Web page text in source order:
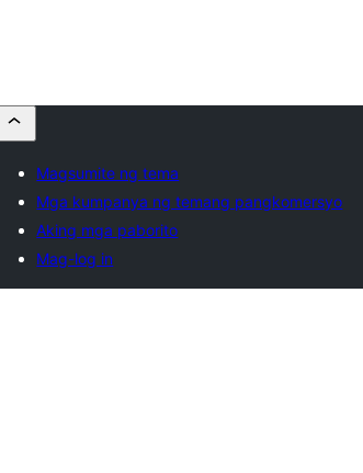
Magsumite ng tema
Mga kumpanya ng temang pangkomersyo
Aking mga paborito
Mag-log in